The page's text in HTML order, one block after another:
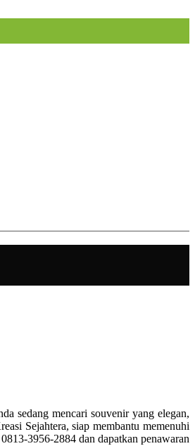
sedang mencari souvenir yang elegan,
Sejahtera, siap membantu memenuhi
3956-2884 dan dapatkan penawaran